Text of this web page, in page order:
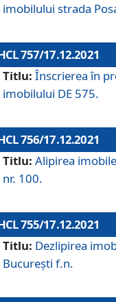
imobilului strada
757/17.12.2021
Titlu: Înscrierea în
imobilului DE 575.
756/17.12.2021
Titlu: Alipirea
nr. 100.
755/17.12.2021
Titlu: Dezlipirea
București f.n.